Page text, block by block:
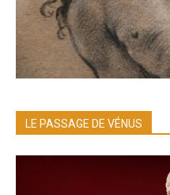
LE PASSAGE DE VÉNUS